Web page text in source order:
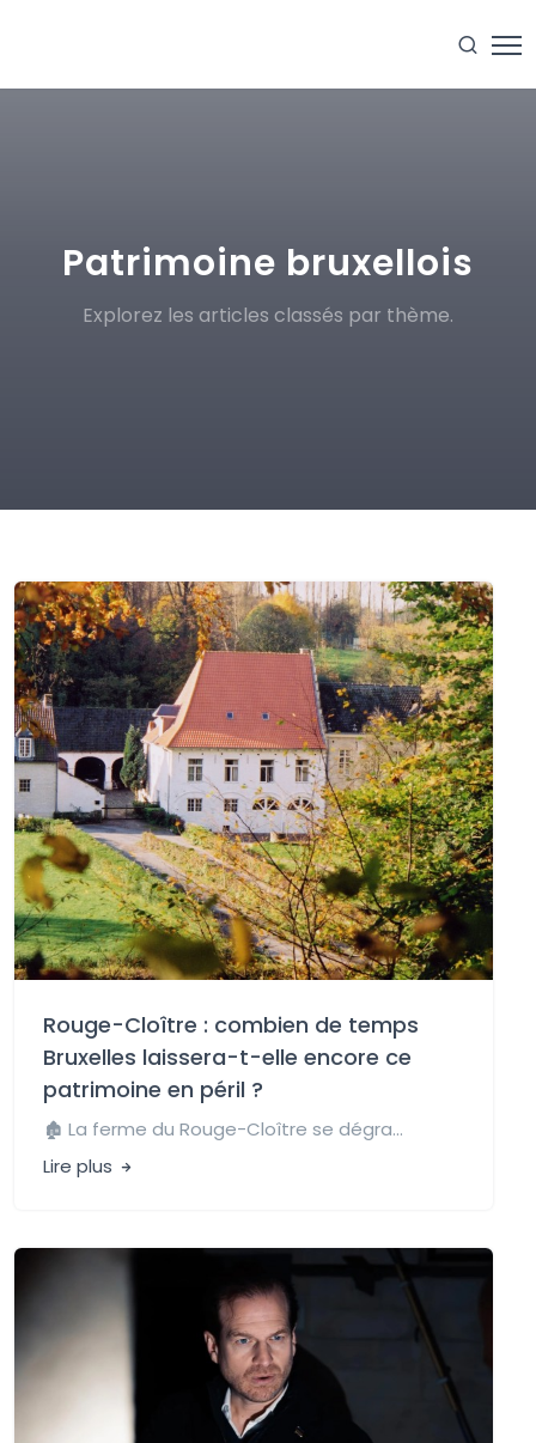
Patrimoine bruxellois
Explorez les articles classés par thème.
Rouge-Cloître : combien de temps
Bruxelles laissera-t-elle encore ce
patrimoine en péril ?
🏚️ La ferme du Rouge-Cloître se dégra...
Lire plus